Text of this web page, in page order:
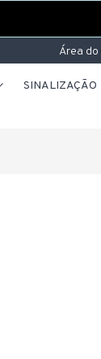
Área
SINALIZAÇÃO